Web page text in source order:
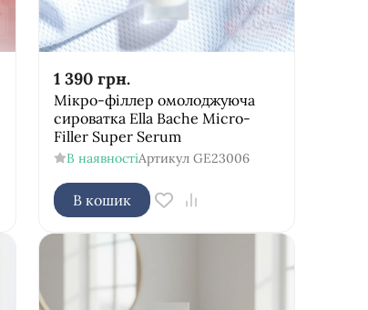
1 390 грн.
Мікро-філлер омолоджуюча
сироватка Ella Bache Micro-
Filler Super Serum
В наявностіАртикул GE23006
В кошик